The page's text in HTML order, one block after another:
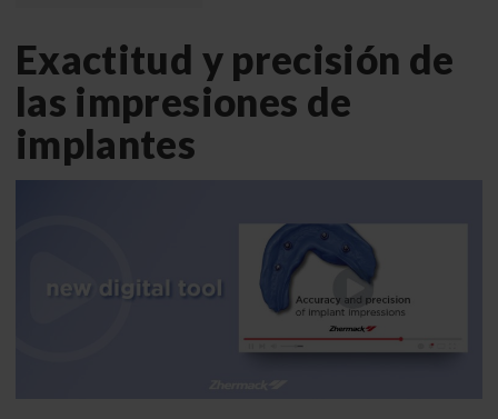
Exactitud y precisión de
las impresiones de
implantes